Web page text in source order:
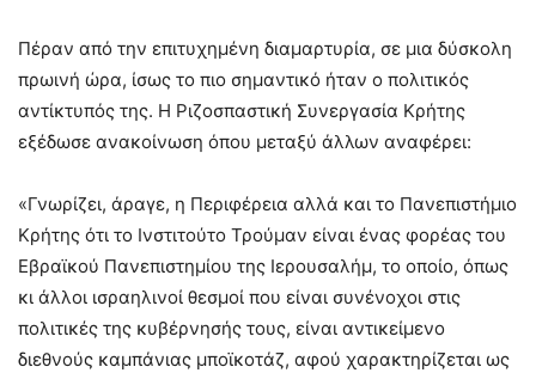
Πέραν από την επιτυχημένη διαμαρτυρία, σε μια δύσκολη
πρωινή ώρα, ίσως το πιο σημαντικό ήταν ο πολιτικός
αντίκτυπός της. Η Ριζοσπαστική Συνεργασία Κρήτης
εξέδωσε ανακοίνωση όπου μεταξύ άλλων αναφέρει:
«Γνωρίζει, άραγε, η Περιφέρεια αλλά και το Πανεπιστήμιο
Κρήτης ότι το Ινστιτούτο Τρούμαν είναι ένας φορέας του
Εβραϊκού Πανεπιστημίου της Ιερουσαλήμ, το οποίο, όπως
κι άλλοι ισραηλινοί θεσμοί που είναι συνένοχοι στις
πολιτικές της κυβέρνησής τους, είναι αντικείμενο
διεθνούς καμπάνιας μποϊκοτάζ, αφού χαρακτηρίζεται ως